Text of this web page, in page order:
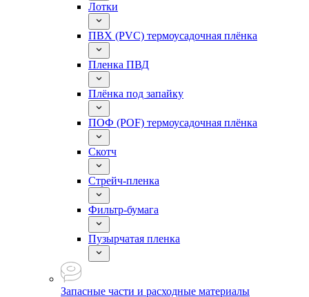
Лотки
ПВХ (PVC) термоусадочная плёнка
Пленка ПВД
Плёнка под запайку
ПОФ (POF) термоусадочная плёнка
Скотч
Стрейч-пленка
Фильтр-бумага
Пузырчатая пленка
Запасные части и расходные материалы